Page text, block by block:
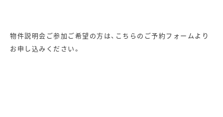
物件説明会ご参加ご希望の方は、こちらのご予約フォームより
お申し込みください。